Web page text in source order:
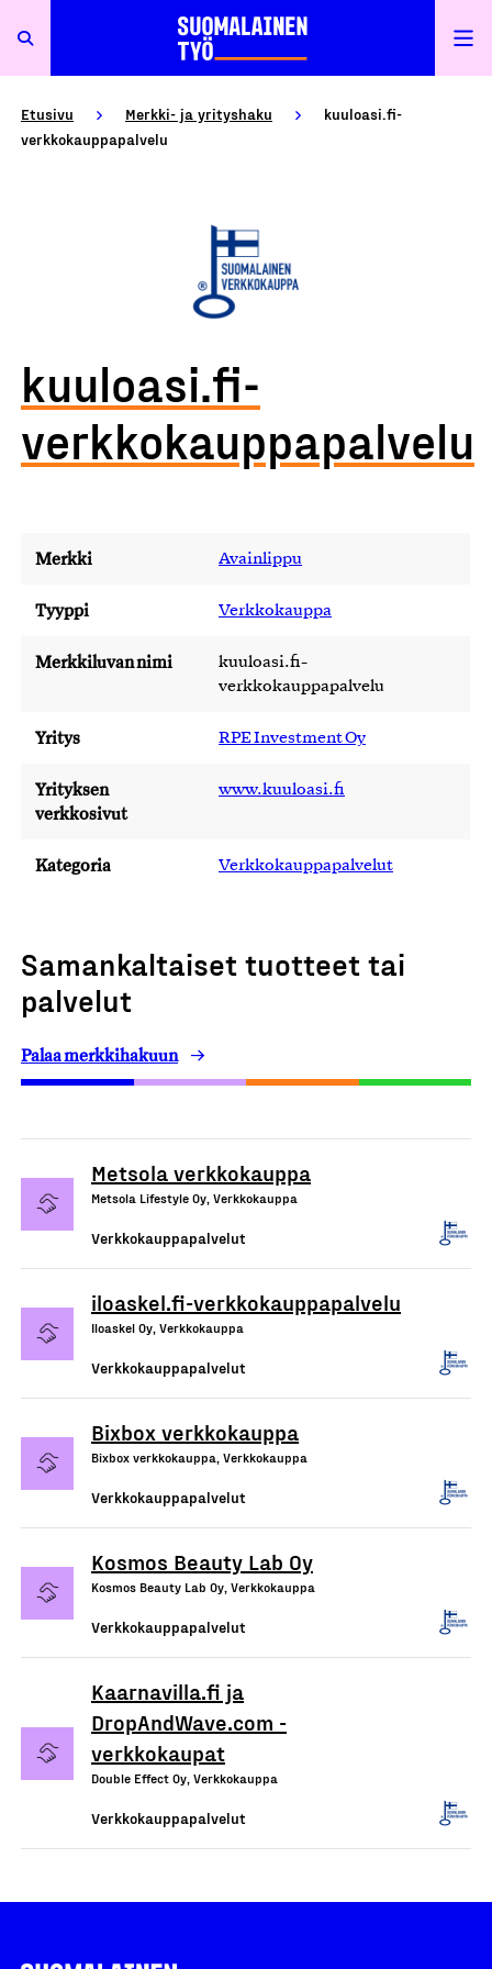
Etusivu Merkki- ja yrityshaku
kuuloasi.fi-
verkkokauppapalvelu
kuuloasi.fi-
verkkokauppapalvelu
Merkki Avainlippu
Tyyppi Verkkokauppa
Merkkiluvan nimi
kuuloasi.fi-
verkkokauppapalvelu
Yritys RPE Investment Oy
Yrityksen
verkkosivut
www.kuuloasi.fi
Kategoria Verkkokauppapalvelut
Samankaltaiset tuotteet tai
palvelut
Palaa merkkihakuun
Metsola verkkokauppa
Metsola Lifestyle Oy, Verkkokauppa
Verkkokauppapalvelut
iloaskel.fi-verkkokauppapalvelu
Iloaskel Oy, Verkkokauppa
Verkkokauppapalvelut
Bixbox verkkokauppa
Bixbox verkkokauppa, Verkkokauppa
Verkkokauppapalvelut
Kosmos Beauty Lab Oy
Kosmos Beauty Lab Oy, Verkkokauppa
Verkkokauppapalvelut
Kaarnavilla.fi ja
DropAndWave.com -
verkkokaupat
Double Effect Oy, Verkkokauppa
Verkkokauppapalvelut